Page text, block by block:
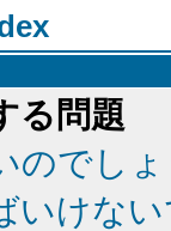
る問題
のでし
いけな